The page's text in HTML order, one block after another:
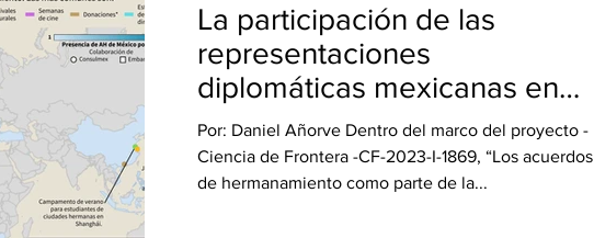
La participación de las
representaciones
diplomáticas mexicanas en
los acuerdos de
hermanamiento: un análisis
desde el modelo de la
Por: Daniel Añorve Dentro del marco del proyecto -
Ciencia de Frontera -CF-2023-I-1869, “Los acuerdos
de hermanamiento como parte de la...